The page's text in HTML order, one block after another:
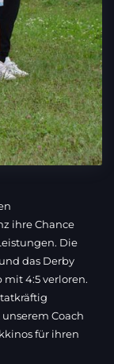
ihre Chance
Die
das Derby
4:5 verloren.
Coach
für ihren